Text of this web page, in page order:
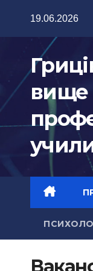
19.06.2026
вище